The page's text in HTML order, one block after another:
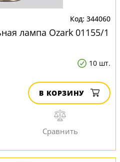
344060
лампа Ozark 01155/1
10 шт.
В КОРЗИНУ